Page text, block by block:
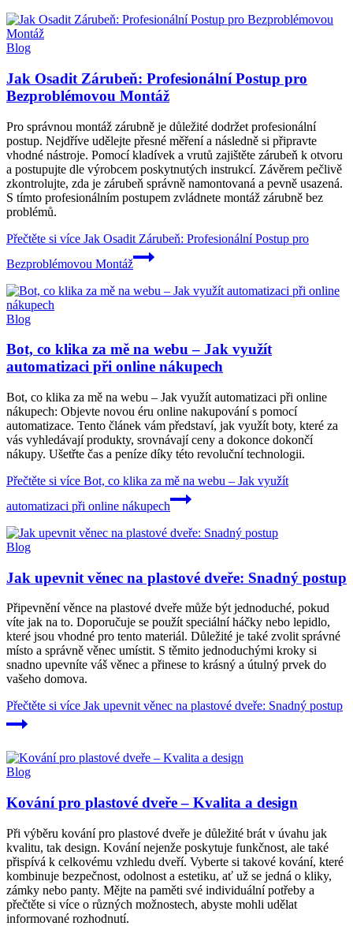
Blog
Jak Osadit Zárubeň: Profesionální Postup pro
Bezproblémovou Montáž
Pro správnou montáž zárubně je důležité dodržet profesionální
postup. Nejdříve udělejte přesné měření a následně si připravte
vhodné nástroje. Pomocí kladívek a vrutů zajištěte zárubeň k otvoru
a postupujte dle výrobcem poskytnutých instrukcí. Závěrem pečlivě
zkontrolujte, zda je zárubeň správně namontovaná a pevně usazená.
S tímto profesionálním postupem zvládnete montáž zárubně bez
problémů.
Přečtěte si více Jak Osadit Zárubeň: Profesionální Postup pro
Bezproblémovou Montáž
Blog
Bot, co klika za mě na webu – Jak využít
automatizaci při online nákupech
Bot, co klika za mě na webu – Jak využít automatizaci při online
nákupech: Objevte novou éru online nakupování s pomocí
automatizace. Tento článek vám představí, jak využít boty, které za
vás vyhledávají produkty, srovnávají ceny a dokonce dokončí
nákupy. Ušetřte čas a peníze díky této revoluční technologii.
Přečtěte si více Bot, co klika za mě na webu – Jak využít
automatizaci při online nákupech
Blog
Jak upevnit věnec na plastové dveře: Snadný postup
Připevnění věnce na plastové dveře může být jednoduché, pokud
víte jak na to. Doporučuje se použít speciální háčky nebo lepidlo,
které jsou vhodné pro tento materiál. Důležité je také zvolit správné
místo a správně věnec umístit. S těmito jednoduchými kroky si
snadno upevníte váš věnec a přinese to krásný a útulný prvek do
vašeho domova.
Přečtěte si více Jak upevnit věnec na plastové dveře: Snadný postup
Blog
Kování pro plastové dveře – Kvalita a design
Při výběru kování pro plastové dveře je důležité brát v úvahu jak
kvalitu, tak design. Kování nejenže poskytuje funkčnost, ale také
přispívá k celkovému vzhledu dveří. Vyberte si takové kování, které
kombinuje bezpečnost, odolnost a estetiku, ať už se jedná o kliky,
zámky nebo panty. Mějte na paměti své individuální potřeby a
přečtěte si více o různých možnostech, abyste mohli udělat
informované rozhodnutí.